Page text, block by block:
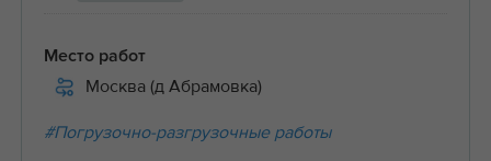
Место работ
Москва (д Абрамовка)
#Погрузочно-разгрузочные работы